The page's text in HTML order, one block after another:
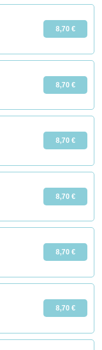
8,70 €
8,70 €
8,70 €
8,70 €
8,70 €
8,70 €